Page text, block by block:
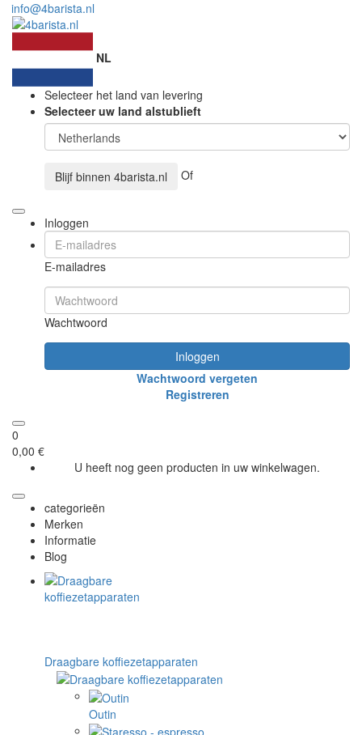
info@4barista.nl
NL
Selecteer het land van levering
Selecteer uw land alstublieft
Blijf binnen 4barista.nl Of
Inloggen
E-mailadres
Wachtwoord
Inloggen
Wachtwoord vergeten
Registreren
0
0,00 €
U heeft nog geen producten in uw winkelwagen.
categorieën
Merken
Informatie
Blog
Draagbare koffiezetapparaten
Outin